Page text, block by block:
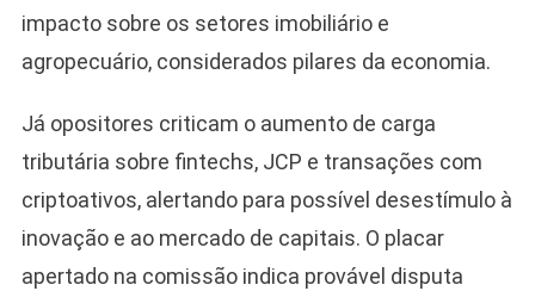
impacto sobre os setores imobiliário e
agropecuário, considerados pilares da economia.
Já opositores criticam o aumento de carga
tributária sobre fintechs, JCP e transações com
criptoativos, alertando para possível desestímulo à
inovação e ao mercado de capitais. O placar
apertado na comissão indica provável disputa